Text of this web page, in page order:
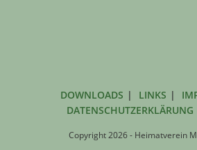
DOWNLOADS LINKS
DATENSCHUTZERKLÄRUNG
Copyright 2026 - Heimatverein